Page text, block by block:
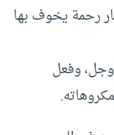
رحمة يخوف بها
وفعل